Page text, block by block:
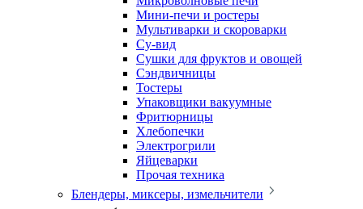
Мини-печи и ростеры
Мультиварки и скороварки
Су-вид
Сушки для фруктов и овощей
Сэндвичницы
Тостеры
Упаковщики вакуумные
Фритюрницы
Хлебопечки
Электрогрили
Яйцеварки
Прочая техника
Блендеры, миксеры, измельчители